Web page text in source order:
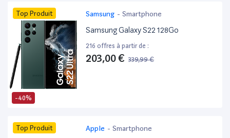
-40%
Top Produit Samsung - Smartphone
Samsung Galaxy S22 128Go
216 offres à partir de :
203,00 € 339,99 €
Top Produit Apple - Smartphone